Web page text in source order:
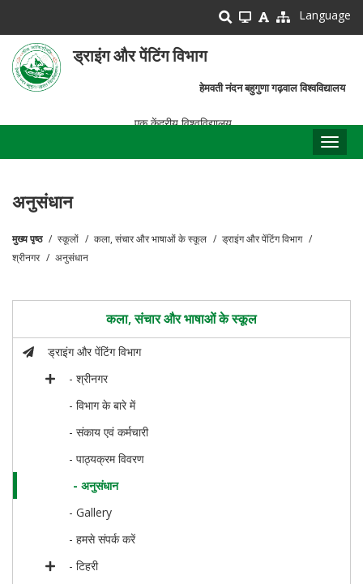
main
content
Language
ड्राइंग और पेंटिंग विभाग
हेमवती नंदन बहुगुणा गढ़वाल विश्वविद्यालय
एक केंद्रीय विश्वविद्यालय
अनुसंधान
पग
मुख्य पृष्ठ स्कूलों कला, संचार और भाषाओं के स्कूल
ड्राइंग और पेंटिंग विभाग
श्रीनगर
अनुसंधान
कला, संचार और भाषाओं के स्कूल
ड्राइंग और पेंटिंग विभाग
- श्रीनगर
- विभाग के बारे में
- संकाय एवं कर्मचारी
- पाठ्यक्रम विवरण
- अनुसंधान
- Gallery
- हमसे संपर्क करें
- टिहरी